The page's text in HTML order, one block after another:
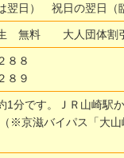
翌日） 祝日の翌日（
無料 大人団体割
８８
８９
1分です。ＪＲ山崎駅
※京滋バイパス「大